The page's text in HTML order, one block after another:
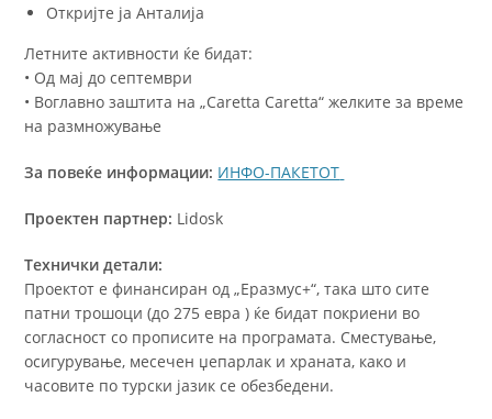
Откријте ја Анталија
Летните активности ќе бидат:
• Од мај до септември
• Воглавно заштита на „Caretta Caretta“ желките за време
на размножување
За повеќе информации: ИНФО-ПАКЕТОТ
Проектен партнер: Lidosk
Технички детали:
Проектот е финансиран од „Еразмус+“, така што сите
патни трошоци (до 275 евра ) ќе бидат покриени во
согласност со прописите на програмата. Сместување,
осигурување, месечен џепарлак и храната, како и
часовите по турски јазик се обезбедени.